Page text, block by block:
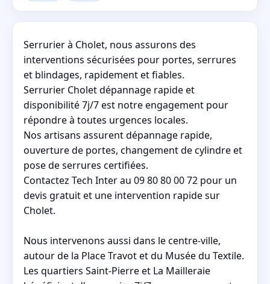
Serrurier à Cholet, nous assurons des
interventions sécurisées pour portes, serrures
et blindages, rapidement et fiables.
Serrurier Cholet dépannage rapide et
disponibilité 7j/7 est notre engagement pour
répondre à toutes urgences locales.
Nos artisans assurent dépannage rapide,
ouverture de portes, changement de cylindre et
pose de serrures certifiées.
Contactez Tech Inter au 09 80 80 00 72 pour un
devis gratuit et une intervention rapide sur
Cholet.
Nous intervenons aussi dans le centre-ville,
autour de la Place Travot et du Musée du Textile.
Les quartiers Saint-Pierre et La Mailleraie